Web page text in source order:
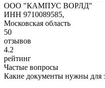
OOO "КАМПУС ВОРЛД"
ИНН 9710089585,
Московская область
50
отзывов
4.2
рейтинг
Частые вопросы
Какие документы нужны для